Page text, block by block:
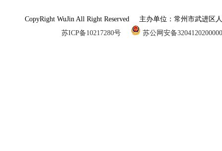
CopyRight WuJin All Right Reserved 主办单位：常州市武进
苏ICP备10217280号
苏公网安备